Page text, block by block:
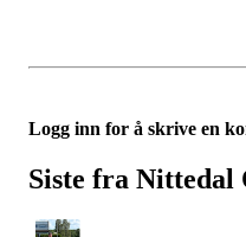
Logg inn for å skrive en
Siste fra